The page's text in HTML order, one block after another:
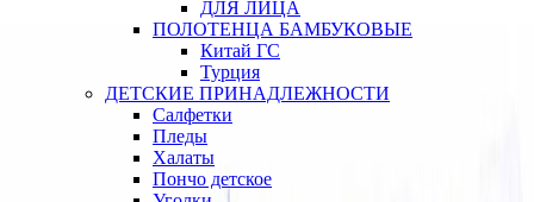
ДЛЯ ЛИЦА
ПОЛОТЕНЦА БАМБУКОВЫЕ
Китай ГС
Турция
ДЕТСКИЕ ПРИНАДЛЕЖНОСТИ
Салфетки
Пледы
Халаты
Пончо детское